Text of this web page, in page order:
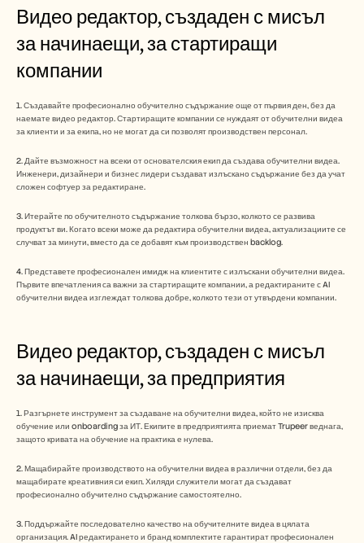
Видео редактор, създаден с мисъл
за начинаещи, за стартиращи
компании
1. Създавайте професионално обучително съдържание още от първия ден, без да
наемате видео редактор. Стартиращите компании се нуждаят от обучителни видеа
за клиенти и за екипа, но не могат да си позволят производствен персонал.
2. Дайте възможност на всеки от основателския екип да създава обучителни видеа.
Инженери, дизайнери и бизнес лидери създават излъскано съдържание без да учат
сложен софтуер за редактиране.
3. Итерайте по обучителното съдържание толкова бързо, колкото се развива
продуктът ви. Когато всеки може да редактира обучителни видеа, актуализациите се
случват за минути, вместо да се добавят към производствен backlog.
4. Представете професионален имидж на клиентите с излъскани обучителни видеа.
Първите впечатления са важни за стартиращите компании, а редактираните с AI
обучителни видеа изглеждат толкова добре, колкото тези от утвърдени компании.
Видео редактор, създаден с мисъл
за начинаещи, за предприятия
1. Разгърнете инструмент за създаване на обучителни видеа, който не изисква
обучение или onboarding за ИТ. Екипите в предприятията приемат Trupeer веднага,
защото кривата на обучение на практика е нулева.
2. Мащабирайте производството на обучителни видеа в различни отдели, без да
мащабирате креативния си екип. Хиляди служители могат да създават
професионално обучително съдържание самостоятелно.
3. Поддържайте последователно качество на обучителните видеа в цялата
организация. AI редактирането и бранд комплектите гарантират професионален